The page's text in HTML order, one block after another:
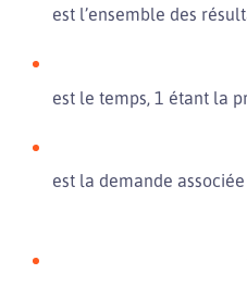
est l’ensemble des
est le temps, 1 étant la
est la demande